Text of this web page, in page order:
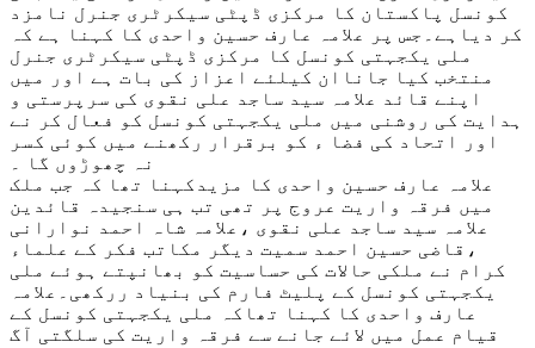
کونسل پاکستان کا مرکزی ڈپٹی سیکرٹری جنرل نامزد
کر دیاہے۔جس پر علامہ عارف حسین واحدی کا کہنا ہے کہ
ملی یکجہتی کونسل کا مرکزی ڈپٹی سیکرٹری جنرل
منتخب کیا جاناان کیلئے اعزاز کی بات ہے اور میں
اپنے قائد علامہ سید ساجد علی نقوی کی سرپرستی و
ہدایت کی روشنی میں ملی یکجہتی کونسل کو فعال کر نے
اور اتحاد کی فضا ء کو برقرار رکھنے میں کوئی کسر
نہ چھوڑوں گا ۔
علامہ عارف حسین واحدی کا مزیدکہنا تھا کہ جب ملک
میں فرقہ واریت عروج پر تھی تب ہی سنجیدہ قائدین
علامہ سید ساجد علی نقوی ،علامہ شاہ احمد نوارانی
،قاضی حسین احمد سمیت دیگر مکاتب فکر کے علماء
کرام نے ملکی حالات کی حساسیت کو بھانپتے ہوئے ملی
یکجہتی کونسل کے پلیٹ فارم کی بنیاد ررکھی۔علامہ
عارف واحدی کا کہنا تھاکہ ملی یکجہتی کونسل کے
قیام عمل میں لائے جانے سے فرقہ واریت کی سلگتی آگ